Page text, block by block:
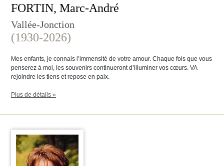
FORTIN, Marc-André
Vallée-Jonction
(1930-2026)
Mes enfants, je connais l’immensité de votre amour. Chaque fois que vous
penserez à moi, les souvenirs continueront d’illuminer vos cœurs. VA
rejoindre les tiens et repose en paix.
Plus de détails »